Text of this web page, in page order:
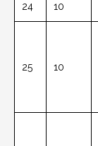
24 10
25 10